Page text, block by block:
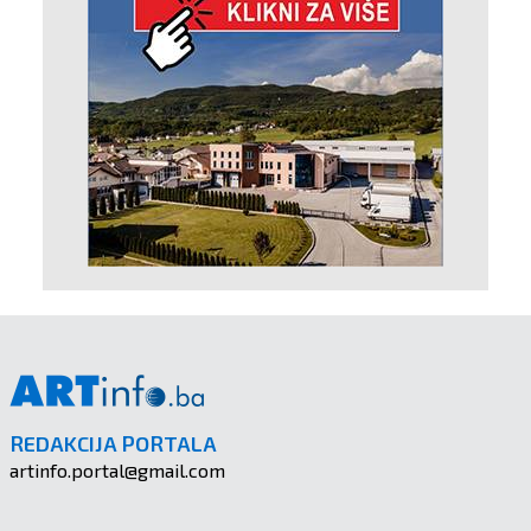
REDAKCIJA PORTALA
artinfo.portal@gmail.com